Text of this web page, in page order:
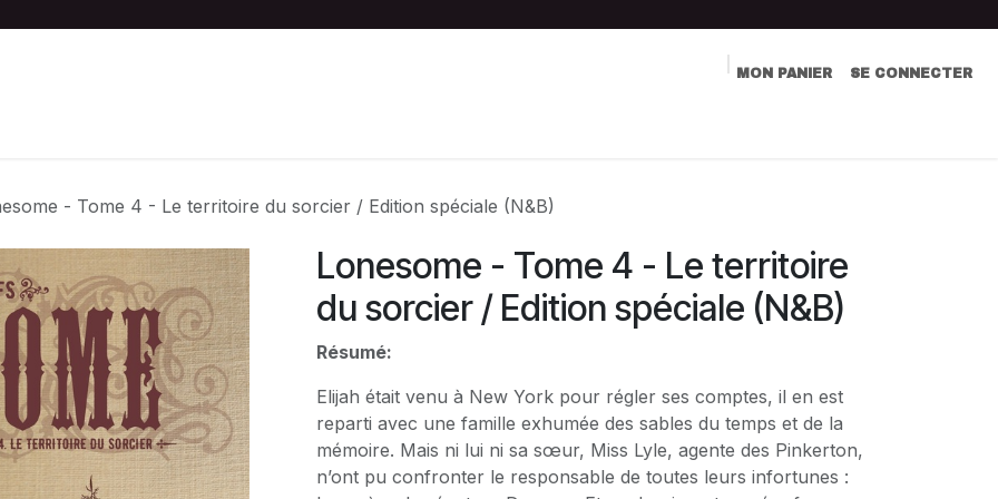
MON PANIER SE CONNECTER
- Tome 4 - Le territoire du sorcier / Edition spéciale (N&B)
Lonesome - Tome 4 - Le territoire
du sorcier / Edition spéciale (N&B)
Résumé:
Elijah était venu à New York pour régler ses comptes, il en est
reparti avec une famille exhumée des sables du temps et de la
mémoire. Mais ni lui ni sa sœur, Miss Lyle, agente des Pinkerton,
n’ont pu confronter le responsable de toutes leurs infortunes :